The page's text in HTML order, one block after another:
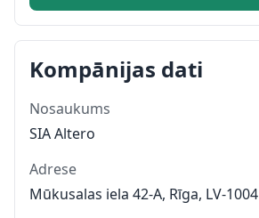
Kompānijas dati
Nosaukums
SIA Altero
Adrese
Mūkusalas iela 42-A, Rīga, LV-1004